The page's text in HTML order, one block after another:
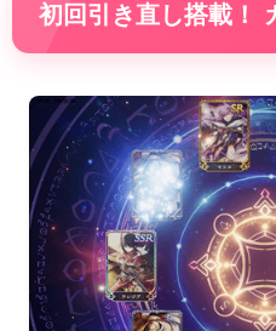
初回引き直し搭載！